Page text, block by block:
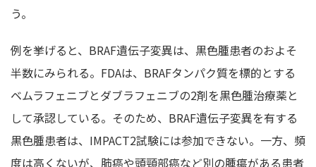
う。
例を挙げると、BRAF遺伝子変異は、黒色腫患者のおよそ
半数にみられる。FDAは、BRAFタンパク質を標的とする
ベムラフェニブとダブラフェニブの2剤を黒色腫治療薬と
して承認している。そのため、BRAF遺伝子変異を有する
黒色腫患者は、IMPACT2試験には参加できない。一方、頻
度は高くないが、肺癌や頭頸部癌など別の腫瘍がある患者